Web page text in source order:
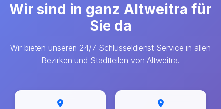
Wir sind in ganz Altweitra für
Sie da
Wir bieten unseren 24/7 Schlüsseldienst Service in allen
Bezirken und Stadtteilen von Altweitra.